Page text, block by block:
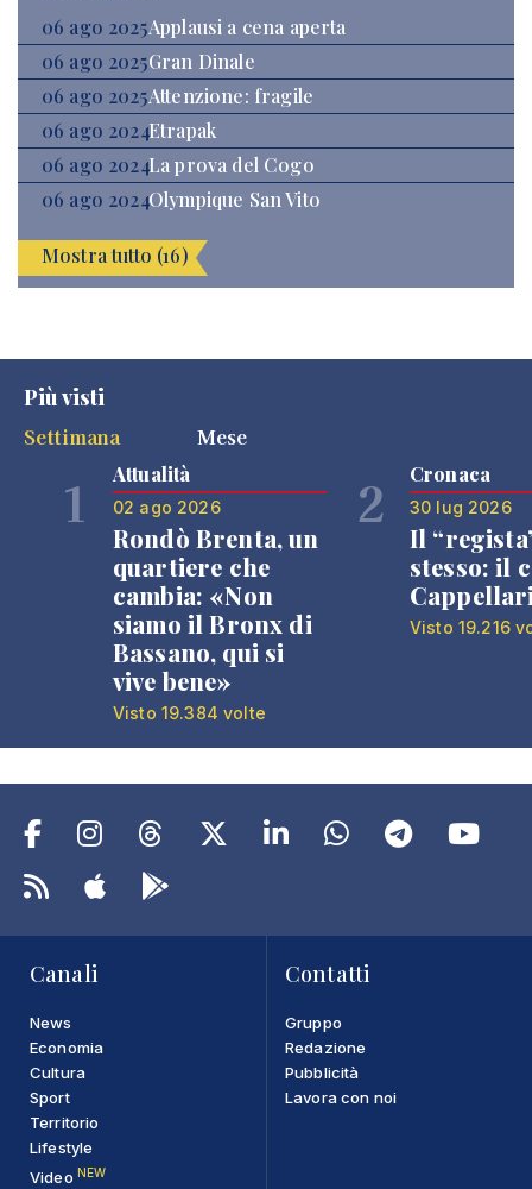
06 ago 2025Applausi a cena aperta
06 ago 2025Gran Dinale
06 ago 2025Attenzione: fragile
06 ago 2024Etrapak
06 ago 2024La prova del Cogo
06 ago 2024Olympique San Vito
Mostra tutto (16)
Più visti
Settimana
Mese
1 Attualità
02 ago 2026
Rondò Brenta, un
quartiere che
cambia: «Non
siamo il Bronx di
Bassano, qui si
vive bene»
Visto 19.384 volte
2 Cronaca
30 lug 2026
Il
stesso: il
Visto 19.216
Canali
News
Economia
Cultura
Sport
Territorio
Lifestyle
Video NEW
Contatti
Gruppo
Redazione
Pubblicità
Lavora con noi